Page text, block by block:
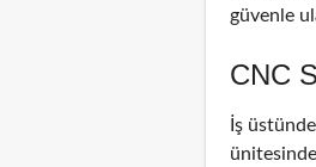
güvenle
CNC
İş